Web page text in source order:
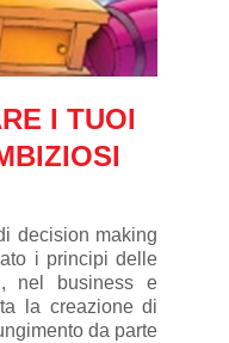
I TUOI
decision making
i principi delle
nel business e
la creazione di
da parte